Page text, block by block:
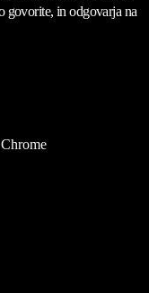
govorite, in odgovarja na